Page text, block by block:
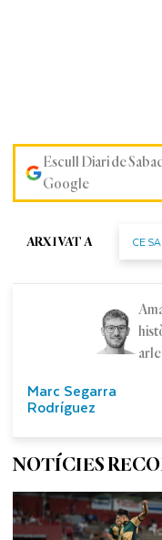
Escull Diari de
Google
ARXIVAT A CE
Marc Segarra
Rodríguez
NOTÍCIES